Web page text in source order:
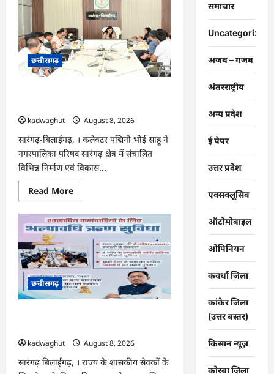
राष्ट्रीय
हथकरघा
दिवस
पर
विशेष
आयोजन
…
छत्तीसगढ़
kadwaghut
August 8, 2026
सारंगढ़-बिलाईगढ़, । कलेक्टर पद्मिनी भोई साहू ने
नगरपालिका परिषद सारंगढ़ क्षेत्र में संचालित
विभिन्न निर्माण एवं विकास...
Read MoreRead
more
CG
:
सारंगढ़
नगरपालिका
के
विकास
कार्यों
का
कलेक्टर
ने
की
छत्तीसगढ़
kadwaghut
August 8, 2026
सारंगढ़ बिलाईगढ़, । राज्य के शासकीय सेवकों के
समाचार
Uncategorized
अजब – गजब
अंतरराष्ट्रीय
अन्य प्रदेश
ई पेपर
उत्तर प्रदेश
एक्सक्लूसिव
ऑटोमोबाइल
ओपिनियन
कवर्धा जिला
कांकेर जिला
(उत्तर बस्तर)
किसान न्यूज़
कोरबा जिला